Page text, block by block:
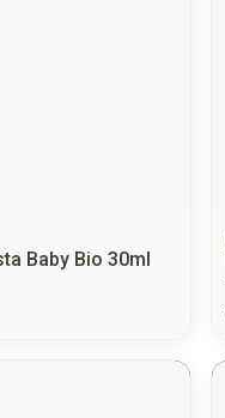
Baby Bio 30ml